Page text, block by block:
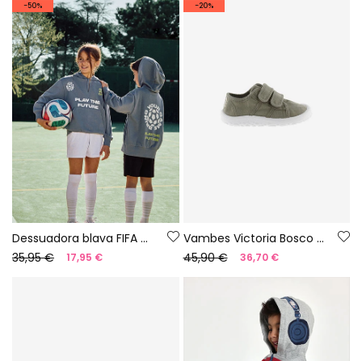
-50%
Dessuadora blava FIFA WORLD CUP 2026© X Boboli
35,95 €
17,95 €
-20%
Vambes Victoria Bosco barefoot de lona color aloe
45,90 €
36,70 €